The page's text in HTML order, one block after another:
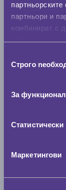
партньори и
комбинират с
наСтрого
За
Статистически
Маркетингови